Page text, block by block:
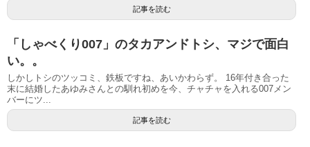
記事を読む
「しゃべくり007」のタカアンドトシ、マジで面白
い。。
しかしトシのツッコミ、鉄板ですね、あいかわらず。 16年付き合った
末に結婚したあゆみさんとの馴れ初めを今、チャチャを入れる007メン
バーにツ...
記事を読む